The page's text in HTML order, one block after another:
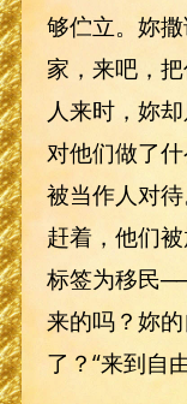
够伫立。妳
家，来吧，
人来时，妳
对他们做了
被当作人对
赶着，他们
标签为移民
来的吗？妳
了？“来到自